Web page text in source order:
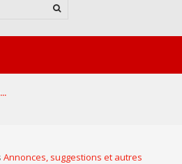
Annonces, suggestions et autres